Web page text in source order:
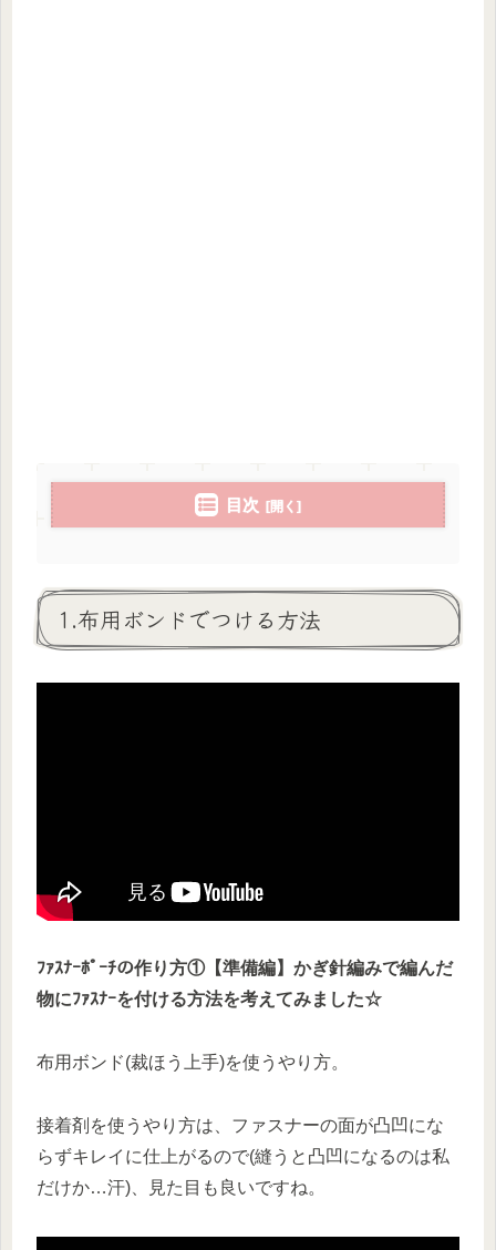
目次
1.布用ボンドでつける方法
ﾌｧｽﾅｰﾎﾟｰﾁの作り方①【準備編】かぎ針編みで編んだ
物にﾌｧｽﾅｰを付ける方法を考えてみました☆
布用ボンド(裁ほう上手)を使うやり方。
接着剤を使うやり方は、ファスナーの面が凸凹にな
らずキレイに仕上がるので(縫うと凸凹になるのは私
だけか…汗)、見た目も良いですね。